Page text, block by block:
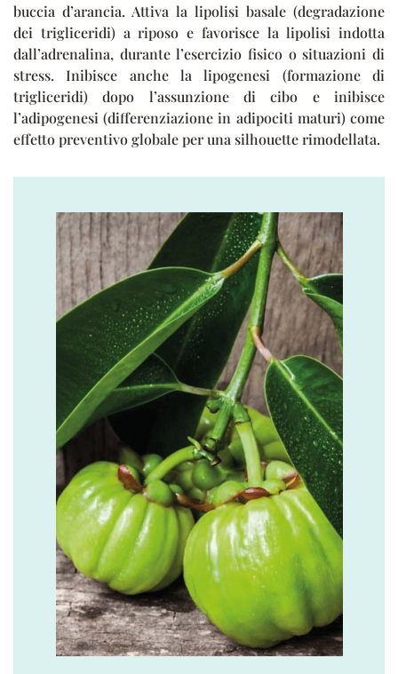
buccia d’arancia. Attiva la lipolisi basale (degradazione
dei trigliceridi) a riposo e favorisce la lipolisi indotta
dall’adrenalina, durante l’esercizio fisico o situazioni di
stress. Inibisce anche la lipogenesi (formazione di
trigliceridi) dopo l’assunzione di cibo e inibisce
l’adipogenesi (differenziazione in adipociti maturi) come
effetto preventivo globale per una silhouette rimodellata.